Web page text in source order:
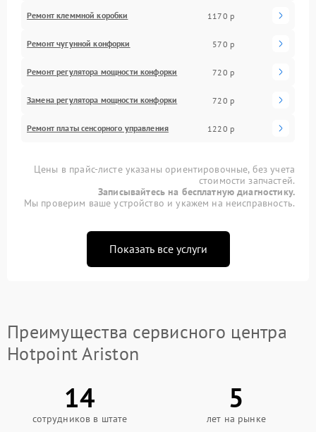
Ремонт клеммной коробки 1170 р
Ремонт чугунной конфорки 570 р
Ремонт регулятора мощности конфорки 720 р
Замена регулятора мощности конфорки 720 р
Ремонт платы сенсорного управления 1220 р
Цены в прайс-листе указаны ориентировочные, без учета
стоимости запчастей.
Записывайтесь на бесплатную диагностику.
Мы проверим ваше устройство и укажем на неисправность.
Показать все услуги
Преимущества сервисного центра
Hotpoint Ariston
14
сотрудников в штате
5
лет на рынке